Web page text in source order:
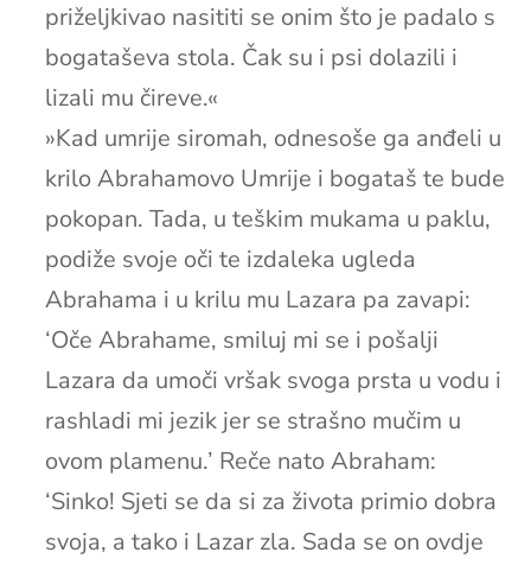
priželjkivao nasititi se onim što je padalo s
bogataševa stola. Čak su i psi dolazili i
lizali mu čireve.«
»Kad umrije siromah, odnesoše ga anđeli u
krilo Abrahamovo Umrije i bogataš te bude
pokopan. Tada, u teškim mukama u paklu,
podiže svoje oči te izdaleka ugleda
Abrahama i u krilu mu Lazara pa zavapi:
‘Oče Abrahame, smiluj mi se i pošalji
Lazara da umoči vršak svoga prsta u vodu i
rashladi mi jezik jer se strašno mučim u
ovom plamenu.’ Reče nato Abraham:
‘Sinko! Sjeti se da si za života primio dobra
svoja, a tako i Lazar zla. Sada se on ovdje